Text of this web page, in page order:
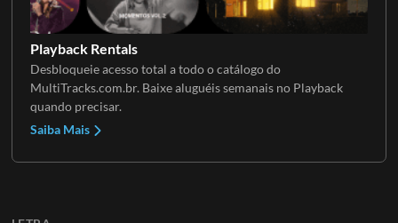
Playback Rentals
Desbloqueie acesso total a todo o catálogo do
MultiTracks.com.br. Baixe aluguéis semanais no Playback
quando precisar.
Saiba Mais